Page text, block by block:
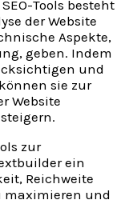
Tools besteht
der Website
Aspekte,
geben. Indem
und
sie zur
Website
zur
ein
Reichweite
maximieren und